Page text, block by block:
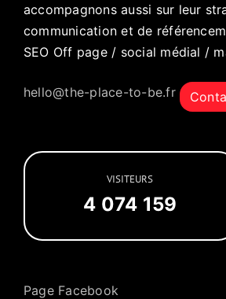
accompagnons aussi sur leur
communication et de
SEO Off page / social médial /
hello@the-place-to-be.fr
VISITEURS
4 074 159
Page Facebook